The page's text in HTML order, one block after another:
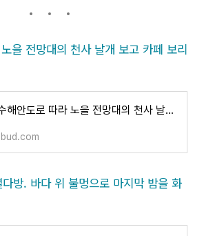
을 전망대의 천사 날개 보고 카페 보리
백수해안도로 따라 노을 전망대의 천사 날개 보고 카페 보리에서 낭만을~
방. 바다 위 불멍으로 마지막 밤을 화